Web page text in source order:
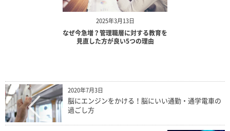
2025年3月13日
なぜ今急増？管理職層に対する教育を
見直した方が良い5つの理由
2020年7月3日
脳にエンジンをかける！脳にいい通勤・通学電車の
過ごし方